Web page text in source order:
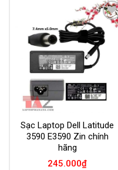
Add to
Wishlist
Sạc Laptop Dell Latitude
3590 E3590 Zin chính
hãng
245.000₫